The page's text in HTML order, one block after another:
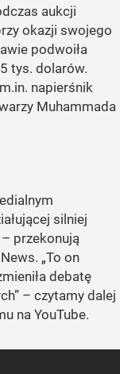
aukcji
okazji swojego
podwoiła
tys. dolarów.
napierśnik
Muhammada
silniej
przekonują
„To on
debatę
– czytamy dalej
na YouTube.